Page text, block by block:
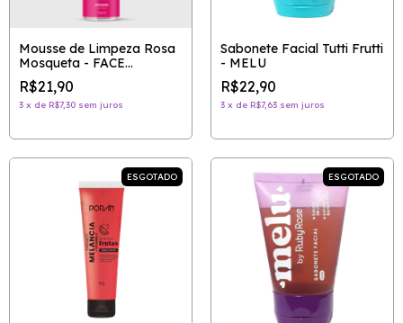
Mousse de Limpeza Rosa
Mosqueta - FACE
BEAUTIFUL
R$21,90
3 x de R$7,30 sem juros
Sabonete Facial Tutti Frutti
- MELU
R$22,90
3 x de R$7,63 sem juros
ESGOTADO ESGOTADO